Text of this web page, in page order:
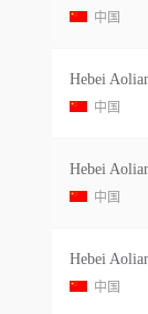
中国
中国
中国
中国